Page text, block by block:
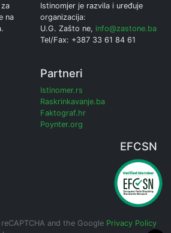
na
Istinomjer je razvila i uređuje
organizacija:
U.G. Zašto ne, info@zastone.ba
Tel/Fax: +387 33 61 84 61
Partneri
Istinomer.rs
Raskrinkavanje.ba
Faktograf.hr
Poynter.org
EFCSN
and the Google Privacy Policy